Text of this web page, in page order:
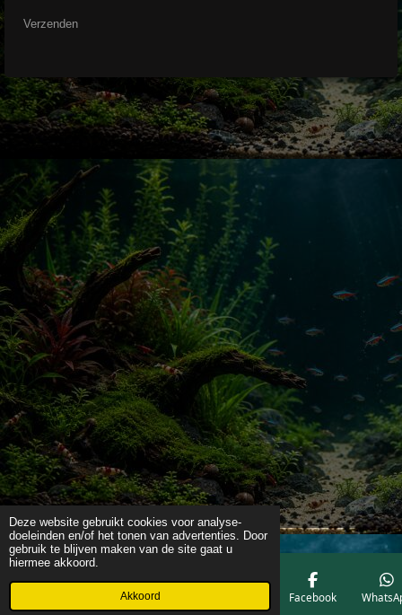
Deze website gebruikt cookies voor analyse-
doeleinden en/of het tonen van advertenties. Door
gebruik te blijven maken van de site gaat u
hiermee akkoord.
Akkoord
Verzenden
Telefoonnummer Facebook